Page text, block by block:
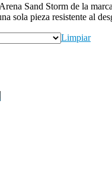
Sand Storm de la
sola pieza resistente al
Limpiar